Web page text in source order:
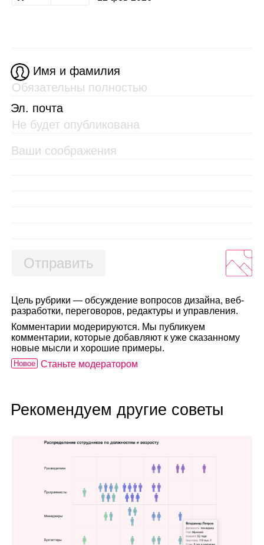
Имя и фамилия
Эл. почта
Отправить
Цель рубрики — обсуждение вопросов дизайна, веб-
разработки, переговоров, редактуры и управления.
Комментарии модерируются. Мы публикуем
комментарии, которые добавляют к уже сказанному
новые мысли и хорошие примеры.
Новое Станьте модератором
Рекомендуем другие советы